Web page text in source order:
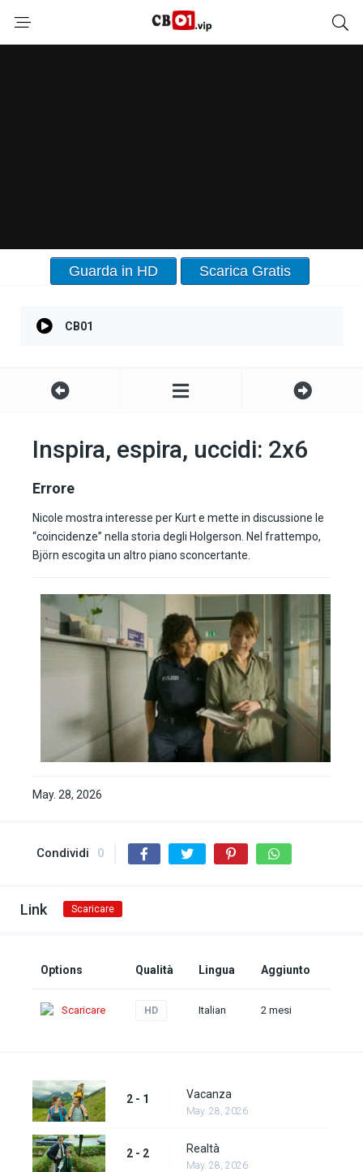
Guarda in HD Scarica Gratis
CB01
Inspira, espira, uccidi: 2x6
Errore
Nicole mostra interesse per Kurt e mette in discussione le
“coincidenze” nella storia degli Holgerson. Nel frattempo,
Björn escogita un altro piano sconcertante.
May. 28, 2026
Condividi 0
Link Scaricare
Options Qualità Lingua Aggiunto
Scaricare HD Italian 2 mesi
2 - 1 Vacanza
May. 28, 2026
2 - 2 Realtà
May. 28, 2026